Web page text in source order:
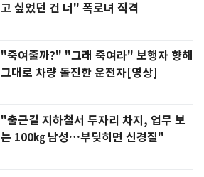
고 싶었던 건 너" 폭로녀 직격
"죽여줄까?" "그래 죽여라" 보행자 향해
그대로 차량 돌진한 운전자[영상]
"출근길 지하철서 두자리 차지, 업무 보
는 100㎏ 남성…부딪히면 신경질"